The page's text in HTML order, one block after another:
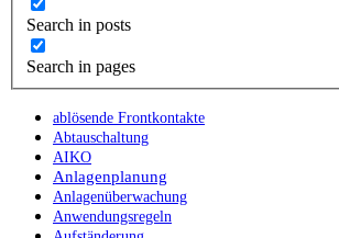
Search in posts
Search in pages
ablösende Frontkontakte
Abtauschaltung
AIKO
Anlagenplanung
Anlagenüberwachung
Anwendungsregeln